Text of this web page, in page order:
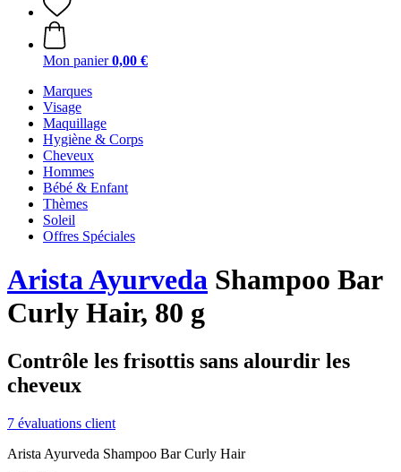
Mon panier 0,00 €
Marques
Visage
Maquillage
Hygiène & Corps
Cheveux
Hommes
Bébé & Enfant
Thèmes
Soleil
Offres Spéciales
Arista Ayurveda Shampoo Bar
Curly Hair, 80 g
Contrôle les frisottis sans alourdir les
cheveux
7 évaluations client
Arista Ayurveda Shampoo Bar Curly Hair